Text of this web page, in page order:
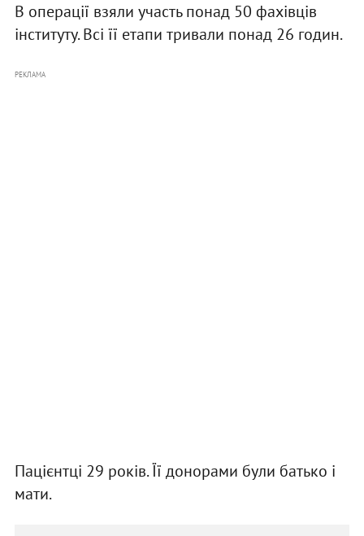
В операції взяли участь понад 50 фахівців
інституту. Всі її етапи тривали понад 26 годин.
РЕКЛАМА
Пацієнтці 29 років. Її донорами були батько і
мати.